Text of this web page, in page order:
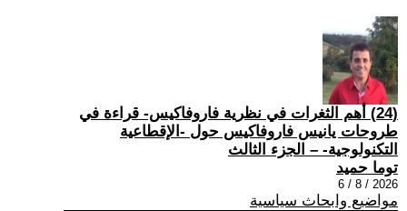
(24) أهم الثغرات في نظرية فاروفاكيس- قراءة في
طروحات يانيس فاروفاكيس حول -الإقطاعية
التكنولوجية- – الجزء الثالث
توما حميد
2026 / 8 / 6
مواضيع وابحاث سياسية